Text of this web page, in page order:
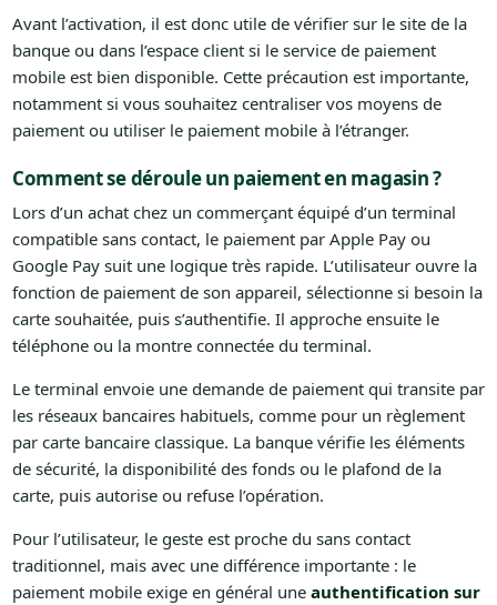
Avant l’activation, il est donc utile de vérifier sur le site de la
banque ou dans l’espace client si le service de paiement
mobile est bien disponible. Cette précaution est importante,
notamment si vous souhaitez centraliser vos moyens de
paiement ou utiliser le paiement mobile à l’étranger.
Comment se déroule un paiement en magasin ?
Lors d’un achat chez un commerçant équipé d’un terminal
compatible sans contact, le paiement par Apple Pay ou
Google Pay suit une logique très rapide. L’utilisateur ouvre la
fonction de paiement de son appareil, sélectionne si besoin la
carte souhaitée, puis s’authentifie. Il approche ensuite le
téléphone ou la montre connectée du terminal.
Le terminal envoie une demande de paiement qui transite par
les réseaux bancaires habituels, comme pour un règlement
par carte bancaire classique. La banque vérifie les éléments
de sécurité, la disponibilité des fonds ou le plafond de la
carte, puis autorise ou refuse l’opération.
Pour l’utilisateur, le geste est proche du sans contact
traditionnel, mais avec une différence importante : le
paiement mobile exige en général une authentification sur